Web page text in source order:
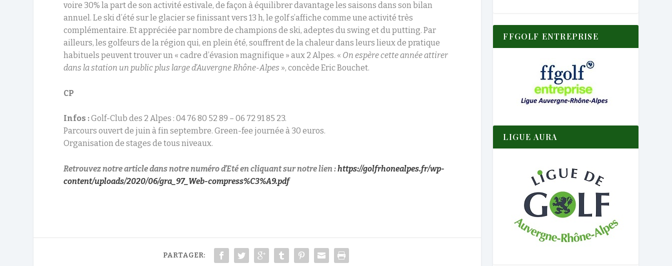
voire 30% la part de son activité estivale, de façon à équilibrer davantage les saisons dans son bilan
annuel. Le ski d’été sur le glacier se finissant vers 13 h, le golf s’affiche comme une activité très
complémentaire. Et appréciée par nombre de champions de ski, adeptes du swing et du putting. Par
ailleurs, les golfeurs de la région qui, en plein été, souffrent de la chaleur dans leurs lieux de pratique
habituels peuvent trouver un « cadre d’évasion magnifique » aux 2 Alpes. « On espère cette année attirer
dans la station un public plus large d’Auvergne Rhône-Alpes », concède Eric Bouchet.
CP
Infos :Golf-Club des 2 Alpes : 04 76 80 52 89 – 06 72 91 85 23.
Parcours ouvert de juin à fin septembre. Green-fee journée à 30 euros.
Organisation de stages de tous niveaux.
Retrouvez notre article dans notre numéro d’Eté en cliquant sur notre lien :https://golfrhonealpes.fr/wp-
content/uploads/2020/06/gra_97_Web-compress%C3%A9.pdf
PARTAGER:
FFGOLF ENTREPRISE
LIGUE AURA